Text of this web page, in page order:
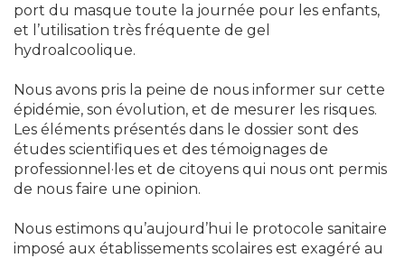
port du masque toute la journée pour les enfants,
et l’utilisation très fréquente de gel
hydroalcoolique.
Nous avons pris la peine de nous informer sur cette
épidémie, son évolution, et de mesurer les risques.
Les éléments présentés dans le dossier sont des
études scientifiques et des témoignages de
professionnel·les et de citoyens qui nous ont permis
de nous faire une opinion.
Nous estimons qu’aujourd’hui le protocole sanitaire
imposé aux établissements scolaires est exagéré au